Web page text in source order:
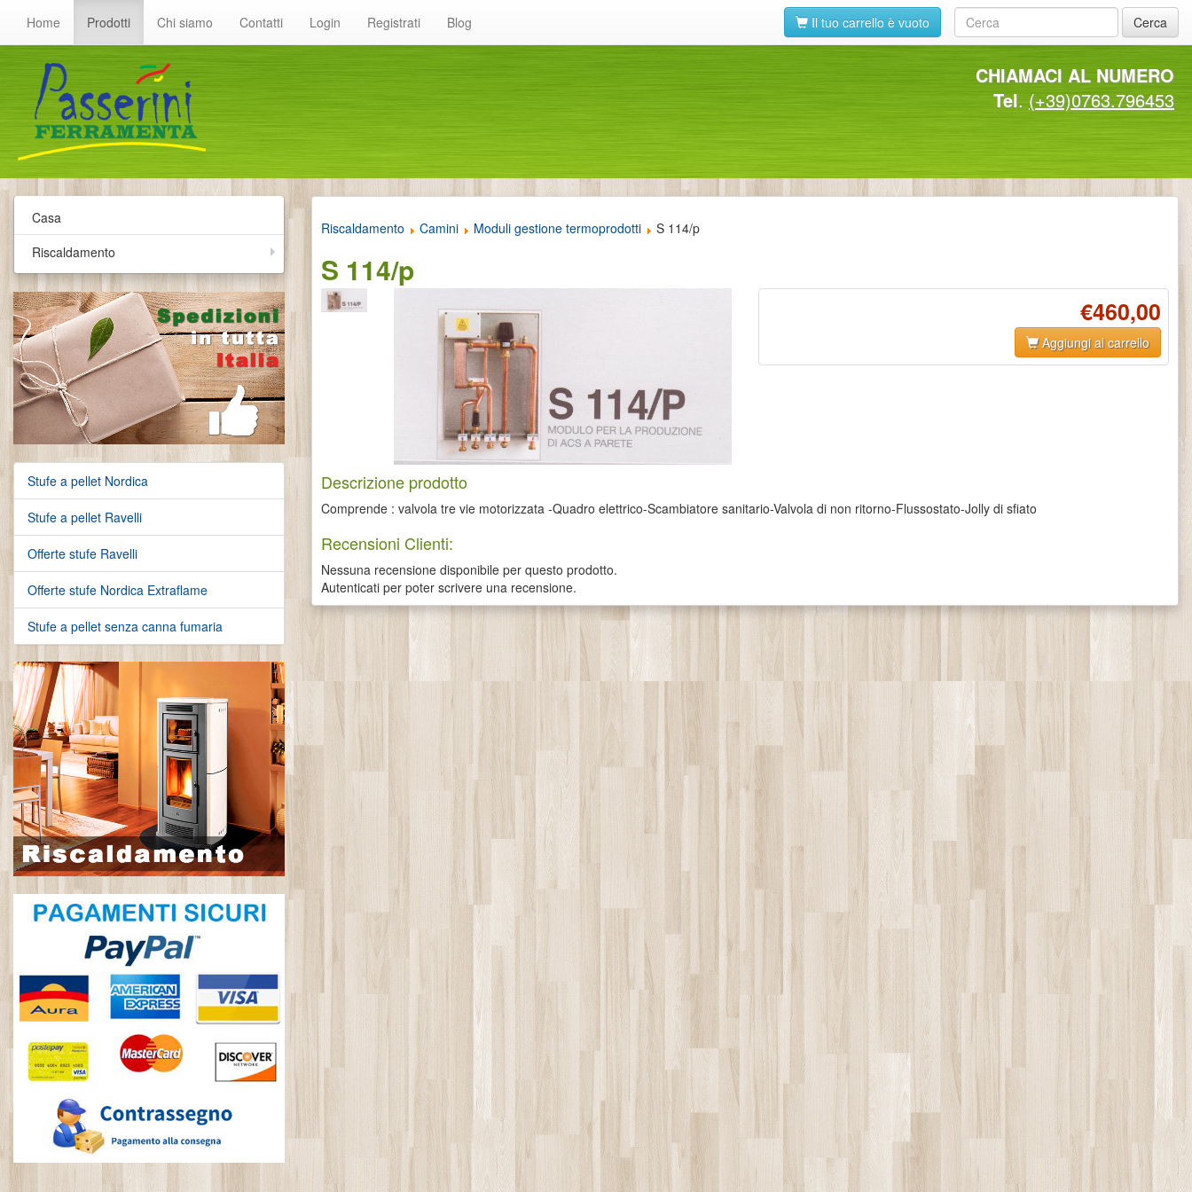
Cerca
Home Prodotti Chi siamo Contatti Login Registrati Blog Il tuo carrello è vuoto
CHIAMACI AL NUMERO
Tel. (+39)0763.796453
Casa
Riscaldamento
Stufe a pellet Nordica
Stufe a pellet Ravelli
Offerte stufe Ravelli
Offerte stufe Nordica Extraflame
Stufe a pellet senza canna fumaria
Riscaldamento Camini Moduli gestione termoprodotti S 114/p
S 114/p
€460,00
Aggiungi al carrello
Descrizione prodotto
Comprende : valvola tre vie motorizzata -Quadro elettrico-Scambiatore sanitario-Valvola di non ritorno-Flussostato-Jolly di sfiato
Recensioni Clienti:
Nessuna recensione disponibile per questo prodotto.
Autenticati per poter scrivere una recensione.